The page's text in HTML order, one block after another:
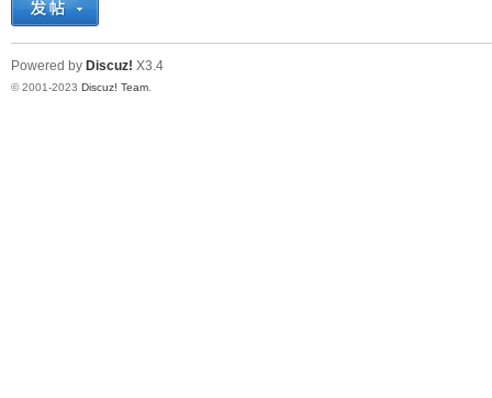
Powered by Discuz! X3.4
© 2001-2023 Discuz! Team.